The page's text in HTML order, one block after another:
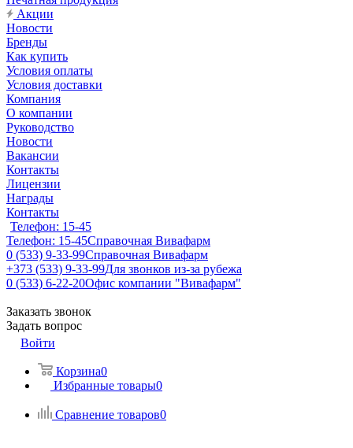
Акции
Новости
Бренды
Как купить
Условия оплаты
Условия доставки
Компания
О компании
Руководство
Новости
Вакансии
Контакты
Лицензии
Награды
Контакты
Телефон: 15-45
Телефон: 15-45Справочная Вивафарм
0 (533) 9-33-99Справочная Вивафарм
+373 (533) 9-33-99Для звонков из-за рубежа
0 (533) 6-22-20Офис компании "Вивафарм"
Заказать звонок
Задать вопрос
Войти
Корзина0
Избранные товары0
Сравнение товаров0